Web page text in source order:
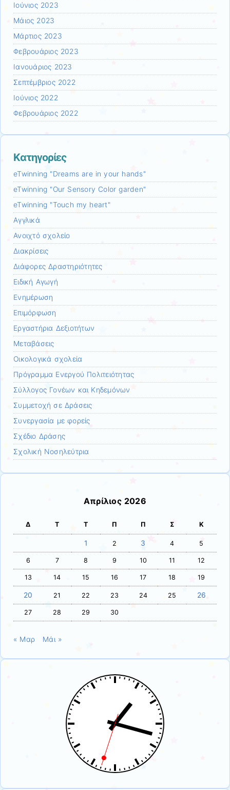
Ιούνιος 2023
Μάιος 2023
Μάρτιος 2023
Φεβρουάριος 2023
Ιανουάριος 2023
Σεπτέμβριος 2022
Ιούνιος 2022
Φεβρουάριος 2022
Kατηγορίες
eTwinning "Dreams are in your hands"
eTwinning "Our Sensory Color garden"
eTwinning "Touch my heart"
Αγγλικά
Ανοιχτό σχολείο
Διακρίσεις
Διάφορες Δραστηριότητες
Ειδική Αγωγή
Ενημέρωση
Επιμόρφωση
Εργαστήρια Δεξιοτήτων
Μεταβάσεις
Οικολογικά σχολεία
Πρόγραμμα Ενεργού Πολιτειότητας
Σύλλογος Γονέων και Κηδεμόνων
Συμμετοχή σε Δράσεις
Συνεργασία με φορείς
Σχέδιο Δράσης
Σχολική Νοσηλεύτρια
Απρίλιος 2026
Δ Τ Τ Π Π Σ Κ
1 2 3 4 5
6 7 8 9 10 11 12
13 14 15 16 17 18 19
20 21 22 23 24 25 26
27 28 29 30
« Μαρ Μάι »